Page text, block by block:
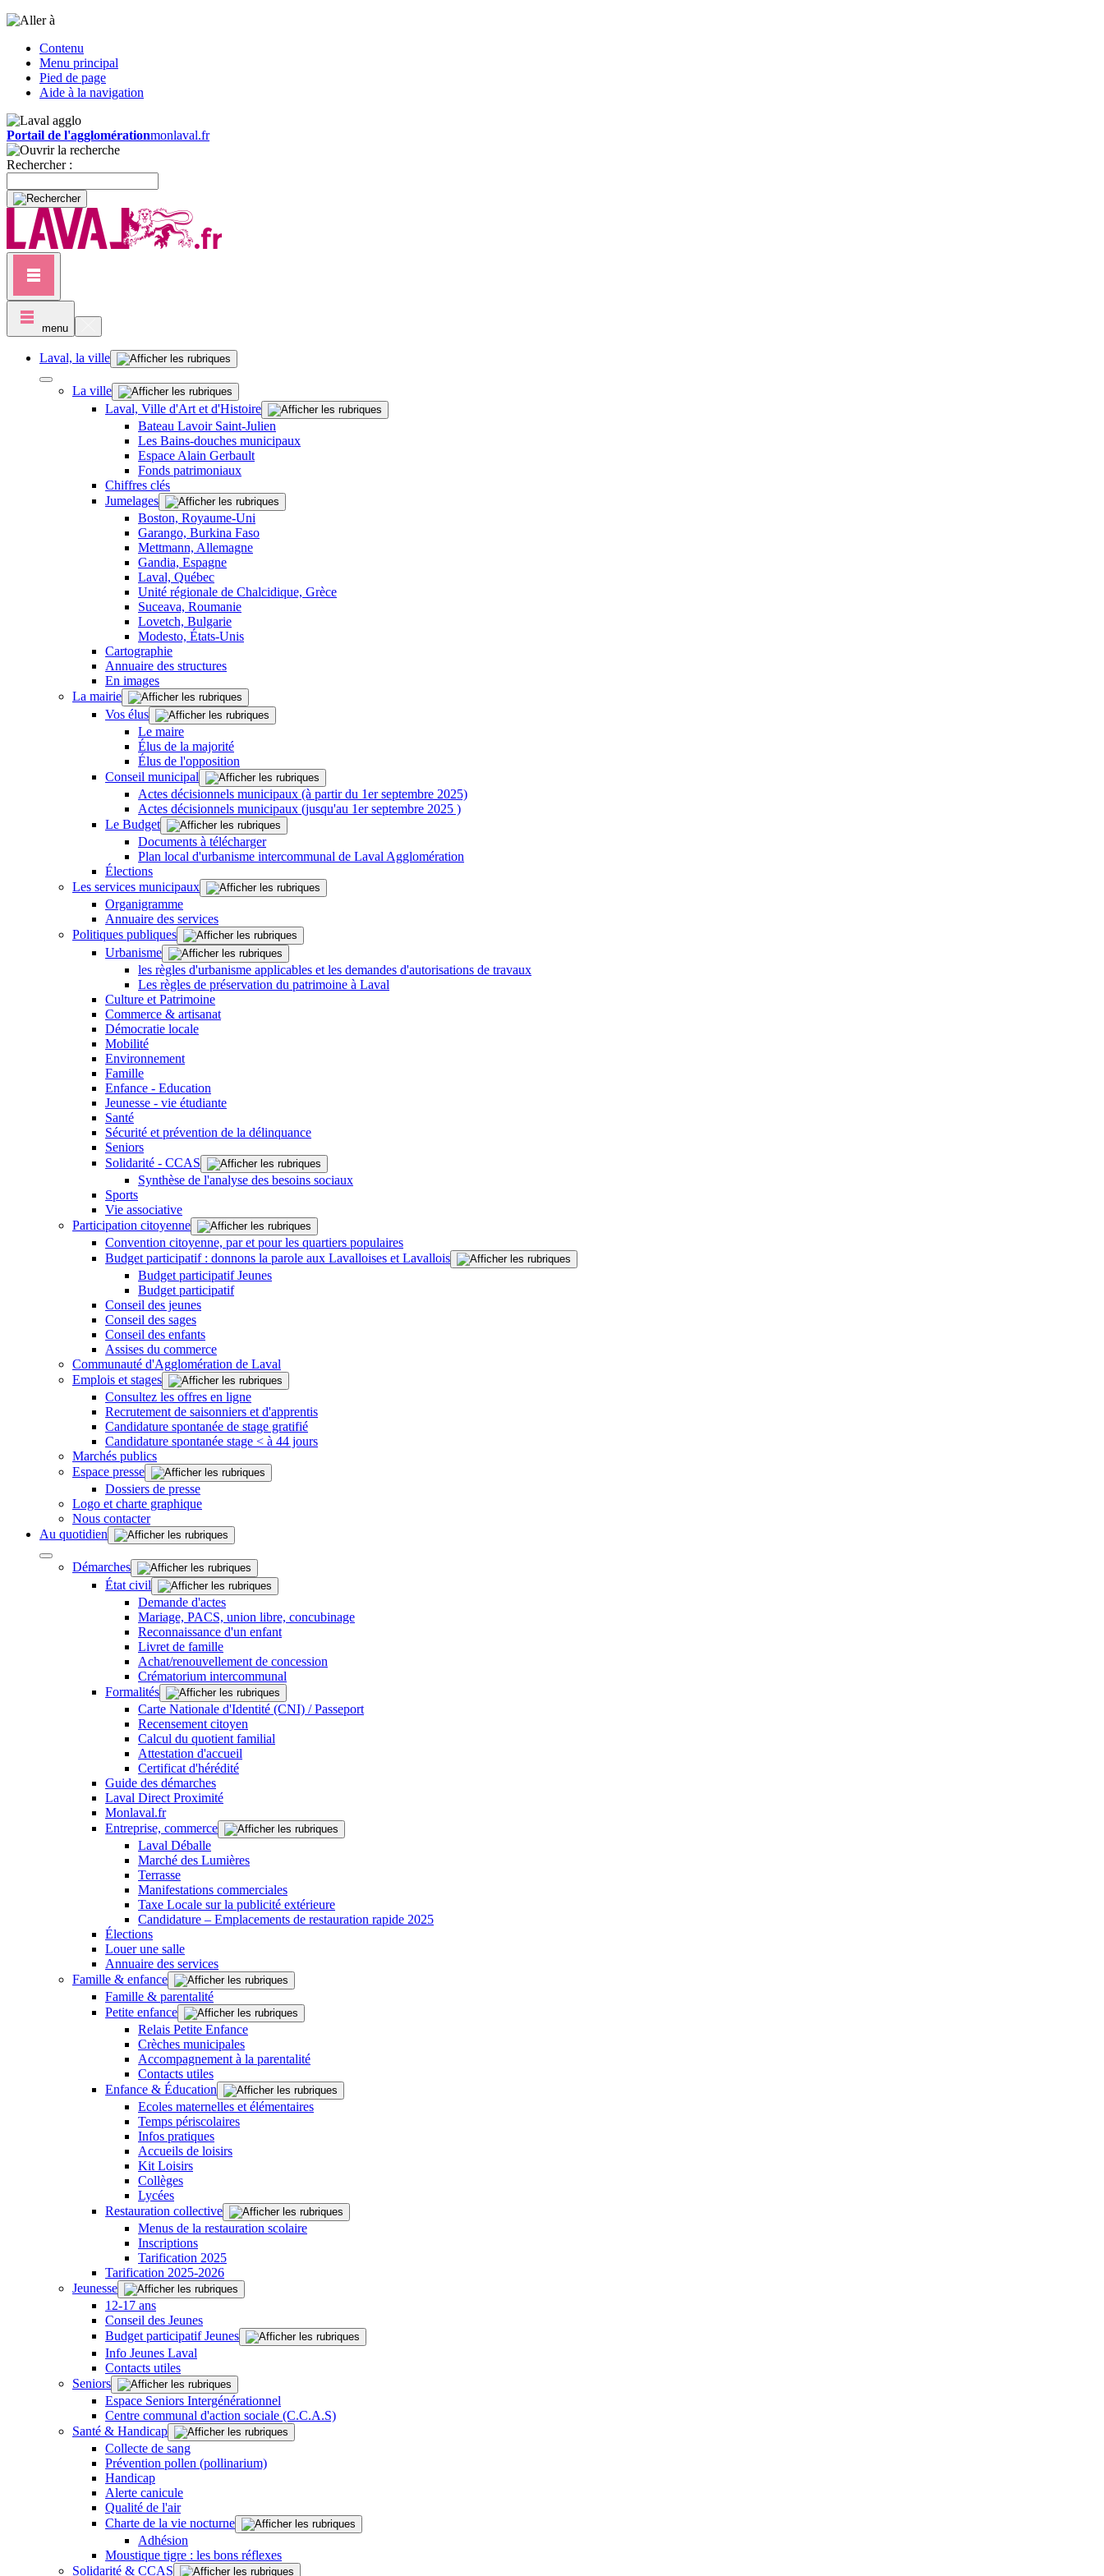
Contenu
Menu principal
Pied de page
Aide à la navigation
Portail de l'agglomérationmonlaval.fr
Rechercher :
menu
Laval, la ville
La ville
Laval, Ville d'Art et d'Histoire
Bateau Lavoir Saint-Julien
Les Bains-douches municipaux
Espace Alain Gerbault
Fonds patrimoniaux
Chiffres clés
Jumelages
Boston, Royaume-Uni
Garango, Burkina Faso
Mettmann, Allemagne
Gandia, Espagne
Laval, Québec
Unité régionale de Chalcidique, Grèce
Suceava, Roumanie
Lovetch, Bulgarie
Modesto, États-Unis
Cartographie
Annuaire des structures
En images
La mairie
Vos élus
Le maire
Élus de la majorité
Élus de l'opposition
Conseil municipal
Actes décisionnels municipaux (à partir du 1er septembre 2025)
Actes décisionnels municipaux (jusqu'au 1er septembre 2025 )
Le Budget
Documents à télécharger
Plan local d'urbanisme intercommunal de Laval Agglomération
Élections
Les services municipaux
Organigramme
Annuaire des services
Politiques publiques
Urbanisme
les règles d'urbanisme applicables et les demandes d'autorisations de travaux
Les règles de préservation du patrimoine à Laval
Culture et Patrimoine
Commerce & artisanat
Démocratie locale
Mobilité
Environnement
Famille
Enfance - Education
Jeunesse - vie étudiante
Santé
Sécurité et prévention de la délinquance
Seniors
Solidarité - CCAS
Synthèse de l'analyse des besoins sociaux
Sports
Vie associative
Participation citoyenne
Convention citoyenne, par et pour les quartiers populaires
Budget participatif : donnons la parole aux Lavalloises et Lavallois
Budget participatif Jeunes
Budget participatif
Conseil des jeunes
Conseil des sages
Conseil des enfants
Assises du commerce
Communauté d'Agglomération de Laval
Emplois et stages
Consultez les offres en ligne
Recrutement de saisonniers et d'apprentis
Candidature spontanée de stage gratifié
Candidature spontanée stage < à 44 jours
Marchés publics
Espace presse
Dossiers de presse
Logo et charte graphique
Nous contacter
Au quotidien
Démarches
État civil
Demande d'actes
Mariage, PACS, union libre, concubinage
Reconnaissance d'un enfant
Livret de famille
Achat/renouvellement de concession
Crématorium intercommunal
Formalités
Carte Nationale d'Identité (CNI) / Passeport
Recensement citoyen
Calcul du quotient familial
Attestation d'accueil
Certificat d'hérédité
Guide des démarches
Laval Direct Proximité
Monlaval.fr
Entreprise, commerce
Laval Déballe
Marché des Lumières
Terrasse
Manifestations commerciales
Taxe Locale sur la publicité extérieure
Candidature – Emplacements de restauration rapide 2025
Élections
Louer une salle
Annuaire des services
Famille & enfance
Famille & parentalité
Petite enfance
Relais Petite Enfance
Crèches municipales
Accompagnement à la parentalité
Contacts utiles
Enfance & Éducation
Ecoles maternelles et élémentaires
Temps périscolaires
Infos pratiques
Accueils de loisirs
Kit Loisirs
Collèges
Lycées
Restauration collective
Menus de la restauration scolaire
Inscriptions
Tarification 2025
Tarification 2025-2026
Jeunesse
12-17 ans
Conseil des Jeunes
Budget participatif Jeunes
Info Jeunes Laval
Contacts utiles
Seniors
Espace Seniors Intergénérationnel
Centre communal d'action sociale (C.C.A.S)
Santé & Handicap
Collecte de sang
Prévention pollen (pollinarium)
Handicap
Alerte canicule
Qualité de l'air
Charte de la vie nocturne
Adhésion
Moustique tigre : les bons réflexes
Solidarité & CCAS